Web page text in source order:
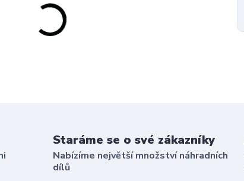
Staráme se o své zákazníky
Nabízíme největší množství náhradních
dílů